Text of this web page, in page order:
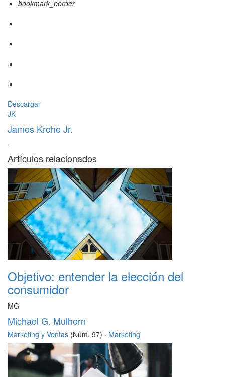
bookmark_border
Descargar
JK
James Krohe Jr.
·
Artículos relacionados
Objetivo: entender la elección del
consumidor
MG
Michael G. Mulhern
Márketing y Ventas (Núm. 97) · Márketing